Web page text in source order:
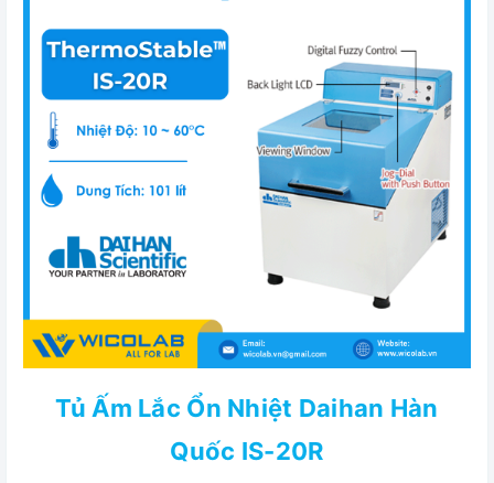
Tủ Ấm Lắc Ổn Nhiệt Daihan Hàn
Quốc IS-20R